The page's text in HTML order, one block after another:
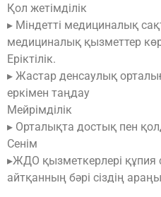
Қол жетімділік
▸ Міндетті медициналық
медициналық қызметтер
Еріктілік.
▸ Жастар денсаулық
еркімен таңдау
Мейрімділік
▸ Орталықта достық пен
Сенім
▸ЖДО қызметкерлері құпия
айтқанның бәрі сіздің